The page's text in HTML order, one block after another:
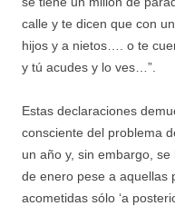
calle y te dicen que con
hijos y a nietos…. o te
y tú acudes y lo ves…”.
Estas declaraciones
consciente del problema
un año y, sin embargo,
de enero pese a aquellas
acometidas sólo ‘a